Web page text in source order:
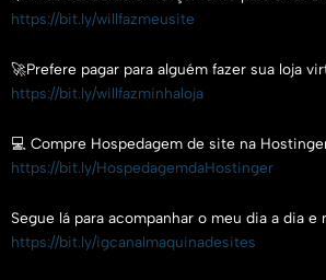
https://bit.ly/willfazmeusite
🚀Prefere pagar para alguém fazer sua loja
https://bit.ly/willfazminhaloja
💻 Compre Hospedagem de site na
https://bit.ly/HospedagemdaHostinger
Segue lá para acompanhar o meu dia a dia e
https://bit.ly/igcanalmaquinadesites